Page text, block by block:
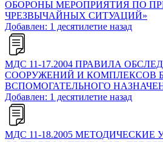
ОБОРОНЫ МЕРОПРИЯТИЯ ПО
ЧРЕЗВЫЧАЙНЫХ СИТУАЦИЙ»
Добавлен: 1 десятилетие назад
МДС 11-17.2004 ПРАВИЛА
СООРУЖЕНИЙ И КОМПЛЕКСОВ
ВСПОМОГАТЕЛЬНОГО
Добавлен: 1 десятилетие назад
МДС 11-18.2005 МЕТОДИЧЕСКИЕ